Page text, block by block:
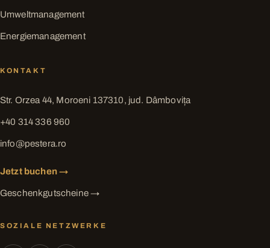
Umweltmanagement
Energiemanagement
KONTAKT
Str. Orzea 44, Moroeni 137310, jud. Dâmbovița
+40 314 336 960
info@pestera.ro
Jetzt buchen →
Geschenkgutscheine →
SOZIALE NETZWERKE